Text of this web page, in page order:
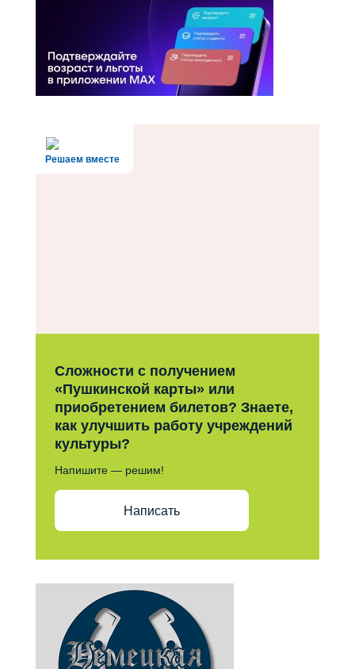
Решаем вместе
Сложности с получением
«Пушкинской карты» или
приобретением билетов? Знаете,
как улучшить работу учреждений
культуры?
Напишите — решим!
Написать